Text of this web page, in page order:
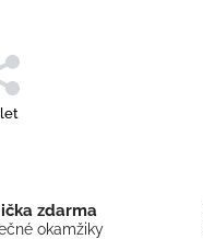
zdarma
okamžiky